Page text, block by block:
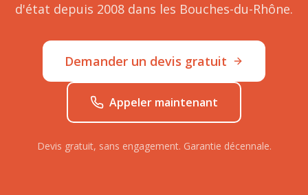
d'état depuis 2008 dans les Bouches-du-Rhône.
Demander un devis gratuit
Appeler maintenant
Devis gratuit, sans engagement. Garantie décennale.